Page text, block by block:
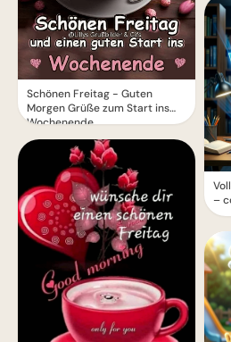
Schönen Freitag - Guten
Morgen Grüße zum Start ins
Wochenende
–